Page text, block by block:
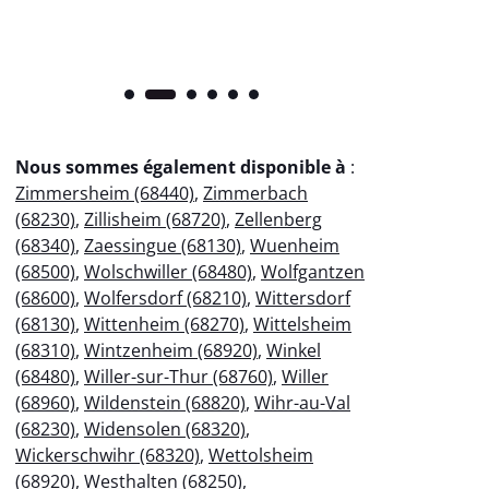
Nous sommes également disponible à :
Zimmersheim (68440), Zimmerbach
(68230), Zillisheim (68720), Zellenberg
(68340), Zaessingue (68130), Wuenheim
(68500), Wolschwiller (68480), Wolfgantzen
(68600), Wolfersdorf (68210), Wittersdorf
(68130), Wittenheim (68270), Wittelsheim
(68310), Wintzenheim (68920), Winkel
(68480), Willer-sur-Thur (68760), Willer
(68960), Wildenstein (68820), Wihr-au-Val
(68230), Widensolen (68320),
Wickerschwihr (68320), Wettolsheim
(68920), Westhalten (68250),